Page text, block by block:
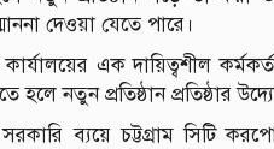
দেওয়া যেতে পারে।
কার্যালয়ের এক দায়িত্বশীল
হলে নতুন প্রতিষ্ঠান প্রতিষ্ঠার
ব্যয়ে চট্টগ্রাম সিটি